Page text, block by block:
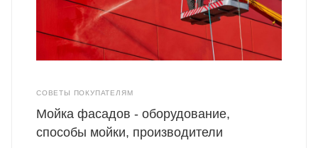
СОВЕТЫ ПОКУПАТЕЛЯМ
Мойка фасадов - оборудование,
способы мойки, производители